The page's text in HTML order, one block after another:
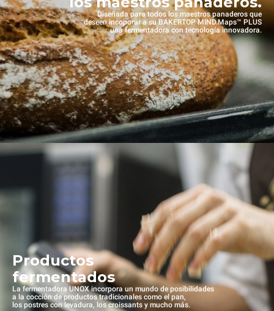
Diseñada para todos los maestros panaderos que
deseen incoporar a su BAKERTOP MIND.Maps™ PLUS
una fermentadora con tecnología innovadora.
Productos
fermentados
La fermentadora UNOX incorpora un mundo de posibilidades
a la cocción de productos tradicionales como el pan,
los postres con levadura, los croissants y mucho más.